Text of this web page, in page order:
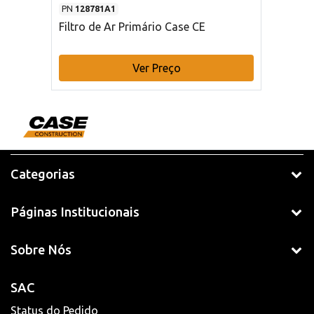
PN 128781A1
Filtro de Ar Primário Case CE
Ver Preço
Categorias
Páginas Institucionais
Sobre Nós
SAC
Status do Pedido